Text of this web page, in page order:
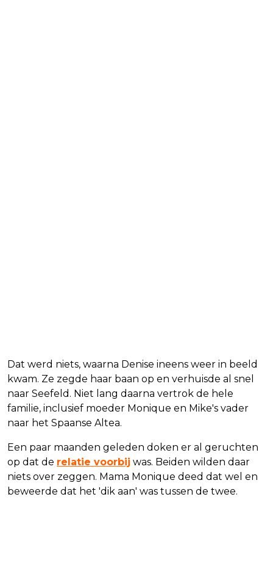
Dat werd niets, waarna Denise ineens weer in beeld
kwam. Ze zegde haar baan op en verhuisde al snel
naar Seefeld. Niet lang daarna vertrok de hele
familie, inclusief moeder Monique en Mike's vader
naar het Spaanse Altea.
Een paar maanden geleden doken er al geruchten
op dat de relatie voorbij was. Beiden wilden daar
niets over zeggen. Mama Monique deed dat wel en
beweerde dat het 'dik aan' was tussen de twee.